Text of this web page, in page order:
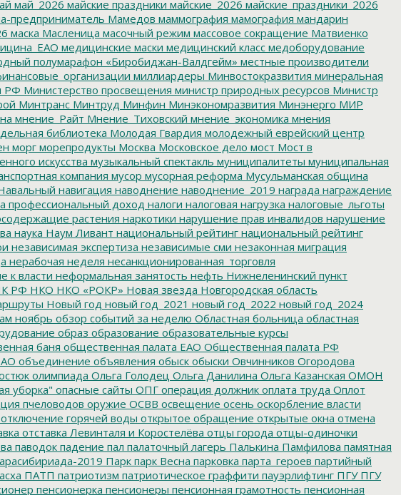
май_2026 майские праздники майские_2026 майские_праздники_2026
предприниматель Мамедов маммография мамография мандарин
маска Масленица масочный режим массовое сокращение Матвиенко
медицинские маски медицинский класс медоборудование
полумарафон «Биробиджан-Валдгейм» местные производители
миллиардеры Минвостокразвития минеральная
РФ Министерство просвещения министр природных ресурсов Министр
Минтранс Минтруд Минфин Минэкономразвития Минэнерго МИР
мнение_Райт Мнение_Тиховский мнение_экономика мнения
библиотека Молодая Гвардия молодежный еврейский центр
морг морепродукты Москва Московское дело мост Мост в
искусства музыкальный спектакль муниципалитеты муниципальная
компания мусор мусорная реформа Мусульманская община
навигация наводнение наводнение_2019 награда награждение
профессиональный доход налоги налоговая нагрузка налоговые_льготы
растения наркотики нарушение прав инвалидов нарушение
наука Наум Ливант национальный рейтинг национальный рейтинг
независимая экспертиза независимые сми незаконная миграция
нерабочая неделя несанкционированная_торговля
к власти неформальная занятость нефть Нижнеленинский пункт
РФ НКО НКО «РОКР» Новая звезда Новгородская область
Новый год новый год_2021 новый год_2022 новый год_2024
ноябрь обзор событий за неделю Областная больница областная
образ образование образовательные курсы
баня общественная палата ЕАО Общественная палата РФ
объединение объявления обыск обыски Овчинников Огородова
олимпиада Ольга Голодец Ольга Данилина Ольга Казанская ОМОН
уборка" опасные сайты ОПГ операция должник оплата труда Оплот
пчеловодов оружие ОСВВ освещение осень оскорбление власти
отключение горячей воды открытое обращение открытые окна отмена
отставка Левинталя и Коростелёва отцы города отцы-одиночки
паводок падение пал палаточный лагерь Палькина Памфилова памятная
2019 Парк парк Весна парковка парта_героев партийный
ПАТП патриотизм патриотическое граффити пауэрлифтинг ПГУПГУ
пенсионерка пенсионеры пенсионная грамотность пенсионная